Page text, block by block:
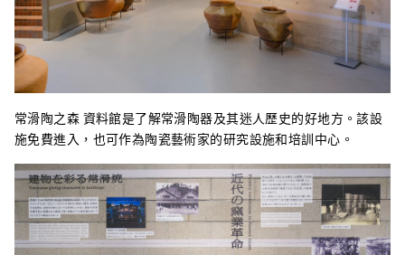
常滑陶之森 資料館是了解常滑陶器及其迷人歷史的好地方。該設
施免費進入，也可作為陶瓷藝術家的研究設施和培訓中心。